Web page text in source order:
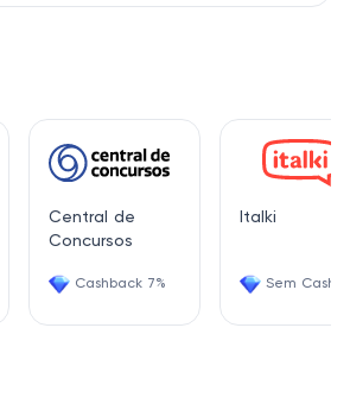
Central de
Concursos
Cashback 7%
Italki
Sem